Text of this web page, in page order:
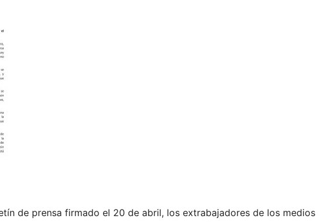
de prensa firmado el 20 de abril, los extrabajadores de los medios